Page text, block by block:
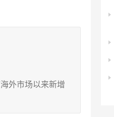
外市场以来新增